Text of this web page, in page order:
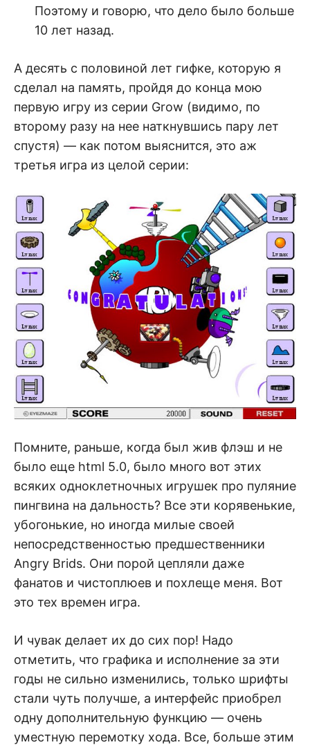
Поэтому и говорю, что дело было больше
10 лет назад.
А десять с половиной лет гифке, которую я
сделал на память, пройдя до конца мою
первую игру из серии Grow (видимо, по
второму разу на нее наткнувшись пару лет
спустя) — как потом выяснится, это аж
третья игра из целой серии:
Помните, раньше, когда был жив флэш и не
было еще html 5.0, было много вот этих
всяких одноклетночных игрушек про пуляние
пингвина на дальность? Все эти корявенькие,
убогонькие, но иногда милые своей
непосредственностью предшественники
Angry Brids. Они порой цепляли даже
фанатов и чистоплюев и похлеще меня. Вот
это тех времен игра.
И чувак делает их до сих пор! Надо
отметить, что графика и исполнение за эти
годы не сильно изменились, только шрифты
стали чуть получше, а интерфейс приобрел
одну дополнительную функцию — очень
уместную перемотку хода. Все, больше этим